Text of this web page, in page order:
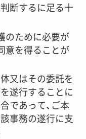
断するに足る十
のために必要が
意を得ることが
又はその委託を
遂行することに
であって、ご本
事務の遂行に支